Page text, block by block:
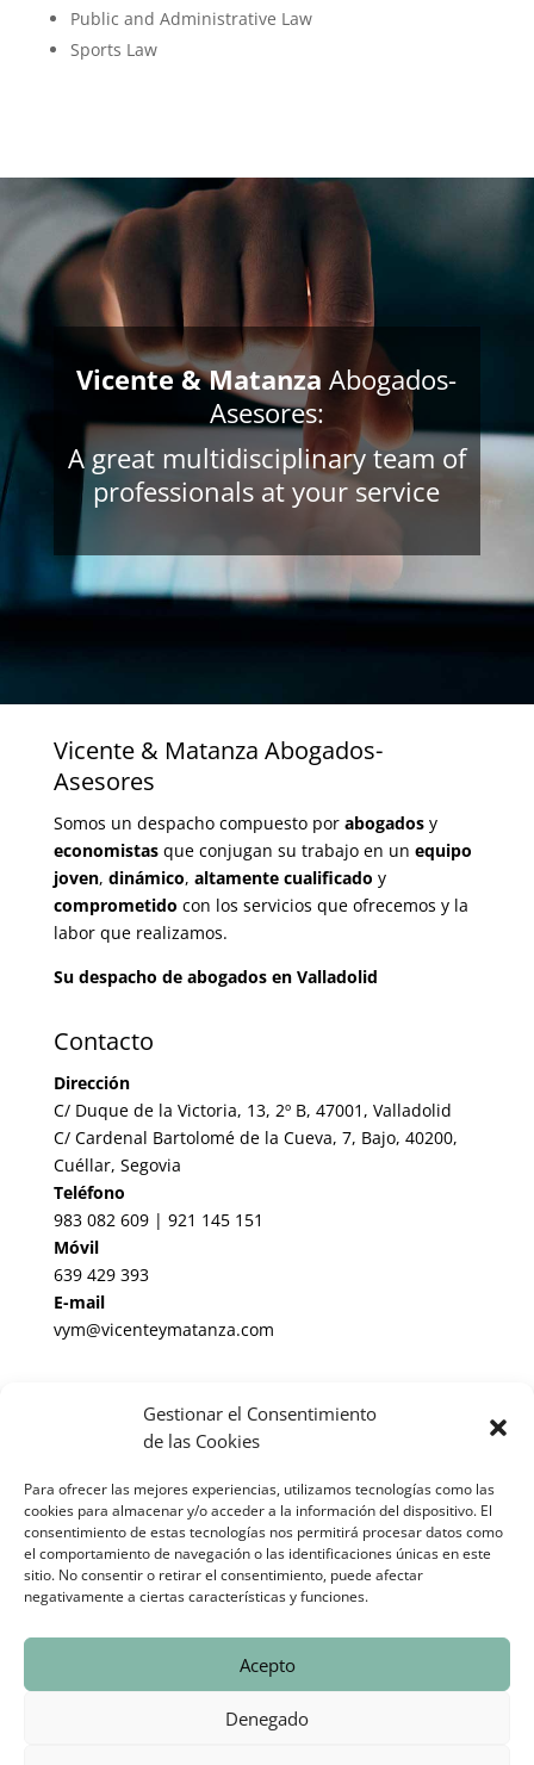
Gestionar el Consentimiento
de las Cookies
Para ofrecer las mejores experiencias, utilizamos tecnologías como las
cookies para almacenar y/o acceder a la información del dispositivo. El
consentimiento de estas tecnologías nos permitirá procesar datos como
el comportamiento de navegación o las identificaciones únicas en este
sitio. No consentir o retirar el consentimiento, puede afectar
negativamente a ciertas características y funciones.
Acepto
Denegado
Public and Administrative Law
Sports Law
Vicente & MatanzaAbogados-
Asesores:
A great multidisciplinary team of
professionals at your service
Vicente & Matanza Abogados-
Asesores
Somos un despacho compuesto por abogadosy
economistasque conjugan su trabajo en un equipo
joven, dinámico, altamente cualificado y
comprometido con los servicios que ofrecemos y la
labor que realizamos.
Su despacho de abogados en Valladolid
Contacto
Dirección
C/ Duque de la Victoria, 13, 2º B, 47001, Valladolid
C/ Cardenal Bartolomé de la Cueva, 7, Bajo, 40200,
Cuéllar, Segovia
Teléfono
983 082 609 | 921 145 151
Móvil
639 429 393
E-mail
vym@vicenteymatanza.com
Noticias Jurídicas
BOP de Valladolid
BOE
Informes periciales cláusula suelo España
© 2025 Vicente & Matanza Abogados-Asesores |
Eweb Diseño y Posicionamiento